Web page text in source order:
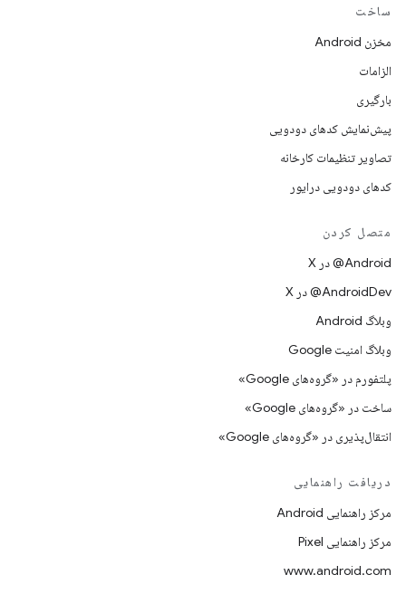
ساخت
مخزن Android
الزامات
بارگیری
پیش‌نمایش کدهای دودویی
تصاویر تنظیمات کارخانه
کدهای دودویی درایور
متصل کردن
‫‎@Android در X
‫‎@AndroidDev در X
وبلاگ Android
وبلاگ امنیت Google
پلتفورم در «گروه‌های Google»
ساخت در «گروه‌های Google»
انتقال‌پذیری در «گروه‌های Google»
دریافت راهنمایی
مرکز راهنمایی Android
مرکز راهنمایی Pixel
www.android.com